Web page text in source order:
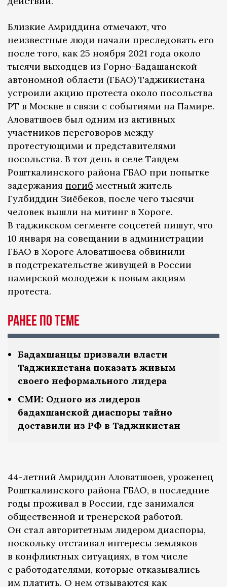
Близкие Амриддина отмечают, что
неизвестные люди начали преследовать его
после того, как 25 ноября 2021 года около
тысячи выходцев из Горно-Бадашанской
автономной области (ГБАО) Таджикистана
устроили акцию протеста около посольства
РТ в Москве в связи с событиями на Памире.
Аловатшоев был одним из активных
участников переговоров между
протестующими и представителями
посольства. В тот день в селе Тавдем
Рошткалинского района ГБАО при попытке
задержания погиб местный житель
Гулбиддин Зиёбеков, после чего тысячи
человек вышли на митинг в Хороге.
В таджикском сегменте соцсетей пишут, что
10 января на совещании в администрации
ГБАО в Хороге Аловатшоева обвинили
в подстрекательстве живущей в России
памирской молодежи к новым акциям
протеста.
Ранее по теме
Бадахшанцы призвали власти
Таджикистана показать живым
своего неформального лидера
СМИ: Одного из лидеров
бадахшанской диаспоры тайно
доставили из РФ в Таджикистан
44-летний Амриддин Аловатшоев, уроженец
Рошткалинского района ГБАО, в последние
годы проживал в России, где занимался
общественной и тренерской работой.
Он стал авторитетным лидером диаспоры,
поскольку отстаивал интересы земляков
в конфликтных ситуациях, в том числе
с работодателями, которые отказывались
им платить. О нем отзываются как